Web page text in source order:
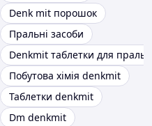
Denk mit порошок
Пральні засоби
Denkmit таблетки для
Побутова хімія denkmit
Таблетки denkmit
Dm denkmit